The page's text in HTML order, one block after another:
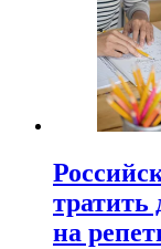
тратить
на